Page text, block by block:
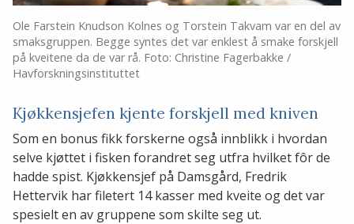
Ole Farstein Knudson Kolnes og Torstein Takvam var en del av
smaksgruppen. Begge syntes det var enklest å smake forskjell
på kveitene da de var rå. Foto: Christine Fagerbakke /
Havforskningsinstituttet
Kjøkkensjefen kjente forskjell med kniven
Som en bonus fikk forskerne også innblikk i hvordan
selve kjøttet i fisken forandret seg utfra hvilket fôr de
hadde spist. Kjøkkensjef på Damsgård, Fredrik
Hettervik har filetert 14 kasser med kveite og det var
spesielt en av gruppene som skilte seg ut.